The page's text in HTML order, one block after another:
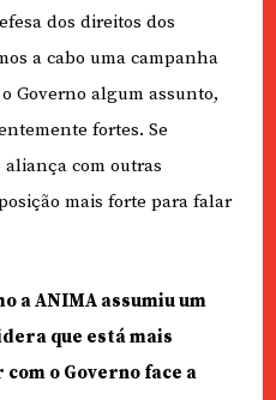
dos direitos dos
a cabo uma campanha
Governo algum assunto,
fortes. Se
aliança com outras
mais forte para falar
a ANIMA assumiu um
que está mais
o Governo face a